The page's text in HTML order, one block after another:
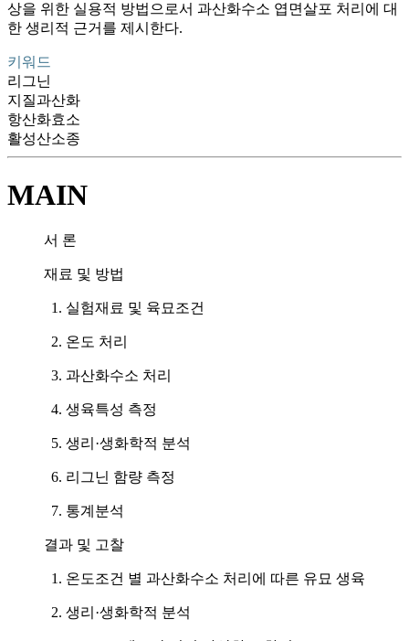
상을 위한 실용적 방법으로서 과산화수소 엽면살포 처리에 대
한 생리적 근거를 제시한다.
키워드
리그닌
지질과산화
항산화효소
활성산소종
MAIN
서 론
재료 및 방법
1. 실험재료 및 육묘조건
2. 온도 처리
3. 과산화수소 처리
4. 생육특성 측정
5. 생리·생화학적 분석
6. 리그닌 함량 측정
7. 통계분석
결과 및 고찰
1. 온도조건 별 과산화수소 처리에 따른 유묘 생육
2. 생리·생화학적 분석